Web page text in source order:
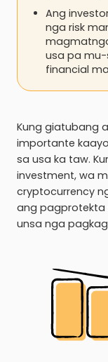
Ang
nga risk
usa pa
financial
Kung giatubang
importante
sa usa ka taw.
investment, wa
cryptocurrency
ang pagprotekta
unsa nga